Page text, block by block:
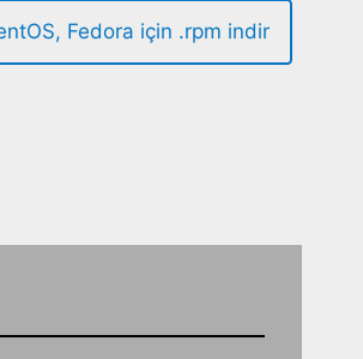
Fedora için .rpm indir